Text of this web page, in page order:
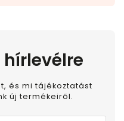
hírlevélre
és mi tájékoztatást
új termékeiről.